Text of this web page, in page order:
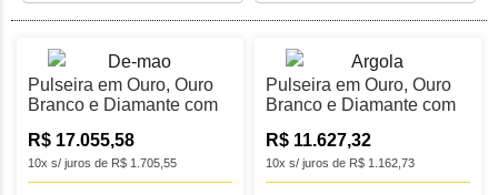
Pulseira em Ouro, Ouro
Branco e Diamante com
10x s/ juros de R$ 1.705,55
R$ 17.055,58
Pulseira em Ouro, Ouro
Branco e Diamante com
10x s/ juros de R$ 1.162,73
R$ 11.627,32